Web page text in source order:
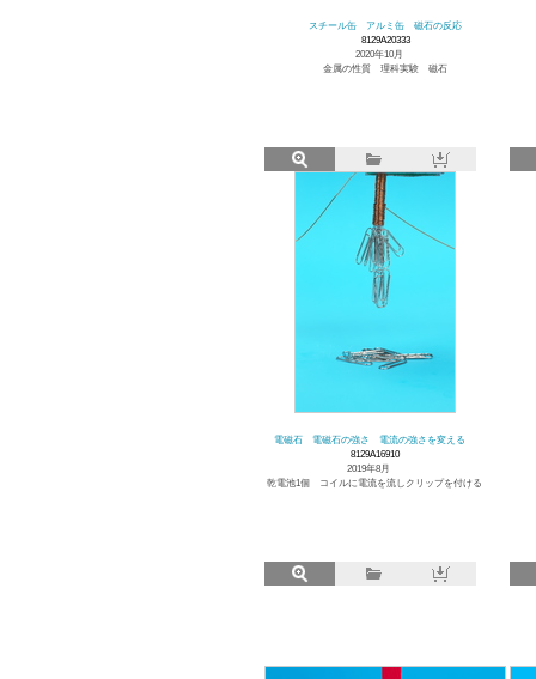
スチール缶 アルミ缶 磁石の反応
8129A20333
2020年10月
金属の性質 理科実験 磁石
電磁石 電磁石の強さ 電流の強さを変える
8129A16910
2019年8月
乾電池1個 コイルに電流を流しクリップを付ける